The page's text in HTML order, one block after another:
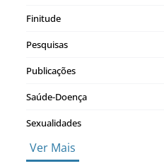
Finitude
Pesquisas
Publicações
Saúde-Doença
Sexualidades
Ver Mais